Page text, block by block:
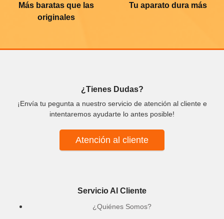
Más baratas que las
originales
Tu aparato dura más
¿Tienes Dudas?
¡Envía tu pegunta a nuestro servicio de atención al cliente e
intentaremos ayudarte lo antes posible!
Atención al cliente
Servicio Al Cliente
¿Quiénes Somos?